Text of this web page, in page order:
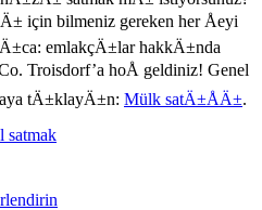
satmak
için bilmeniz gereken her Åeyi
emlakçÄ±lar hakkÄ±nda
Troisdorf’a hoÅ geldiniz! Genel
tÄ±klayÄ±n: Mülk satÄ±ÅÄ±.